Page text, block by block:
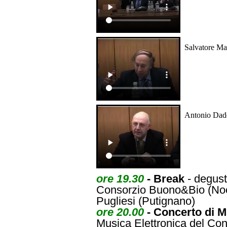
Salvatore
Antonio
ore 19.30 - Break -
Consorzio Buono&Bio
Pugliesi (Putignano)
ore 20.00 - Concerto di
Musica Elettronica del